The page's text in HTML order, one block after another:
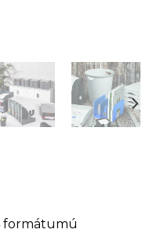
formátumú